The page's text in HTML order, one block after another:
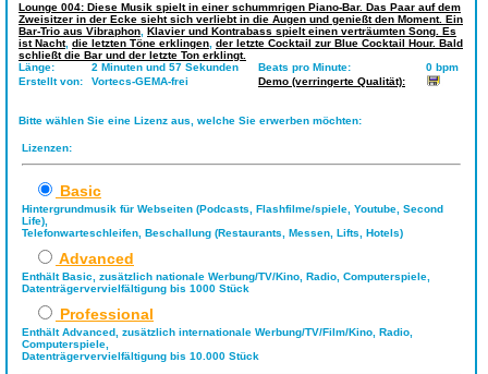
Lounge 004: Diese Musik spielt in einer schummrigen Piano-Bar. Das Paar auf dem
Zweisitzer in der Ecke sieht sich verliebt in die Augen und genießt den Moment. Ein
Bar-Trio aus Vibraphon Klavier und Kontrabass spielt einen verträumten Song. Es
ist Nacht, die letzten Töne erklingen der letzte Cocktail zur Blue Cocktail Hour. Bald
schließt die Bar und der letzte Ton erklingt.
Länge:
2 Minuten und 57 Sekunden Beats pro Minute:
0 bpm
Erstellt von:
Vortecs-GEMA-frei Demo (verringerte Qualität):
Bitte wählen Sie eine Lizenz aus, welche Sie erwerben möchten:
Lizenzen:
Basic
Hintergrundmusik für Webseiten (Podcasts, Flashfilme/spiele, Youtube, Second
Life),
Telefonwarteschleifen, Beschallung (Restaurants, Messen, Lifts, Hotels)
Advanced
Enthält Basic, zusätzlich nationale Werbung/TV/Kino, Radio, Computerspiele,
Datenträgervervielfältigung bis 1000 Stück
Professional
Enthält Advanced, zusätzlich internationale Werbung/TV/Film/Kino, Radio,
Computerspiele,
Datenträgervervielfältigung bis 10.000 Stück